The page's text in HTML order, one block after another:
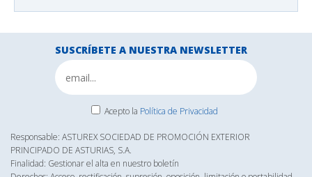
SUSCRÍBETE A NUESTRA NEWSLETTER
Acepto la Política de Privacidad
Responsable: ASTUREX SOCIEDAD DE PROMOCIÓN EXTERIOR
PRINCIPADO DE ASTURIAS, S.A.
Finalidad: Gestionar el alta en nuestro boletín